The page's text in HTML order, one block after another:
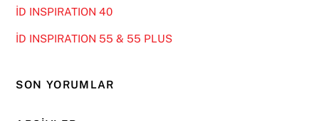
İD INSPIRATION 40
İD INSPIRATION 55 & 55 PLUS
SON YORUMLAR